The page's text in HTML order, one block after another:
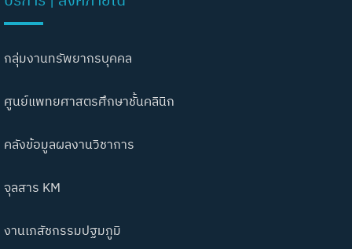
กลุ่มงานทรัพยากรบุคคล
ศูนย์แพทยศาสตรศึกษาชั้นคลินิก
คลังข้อมูลผลงานวิชาการ
จุลสาร KM
งานเภสัชกรรมปฐมภูมิ